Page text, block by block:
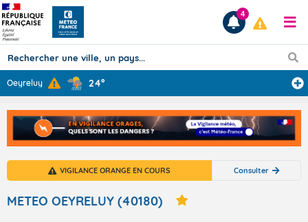
Prévisions
TOUS LES RÉSULTATS
Articles
4
Oeyreluy 24°
VIGILANCE ORANGE EN COURS Consulter
METEO OEYRELUY (40180)